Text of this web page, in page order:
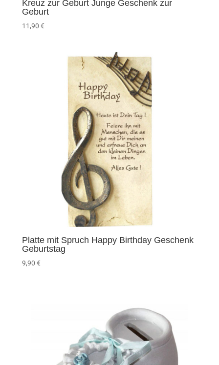
Kreuz zur Geburt Junge Geschenk zur
Geburt
11,90 €
Platte mit Spruch Happy Birthday Geschenk
Geburtstag
9,90 €